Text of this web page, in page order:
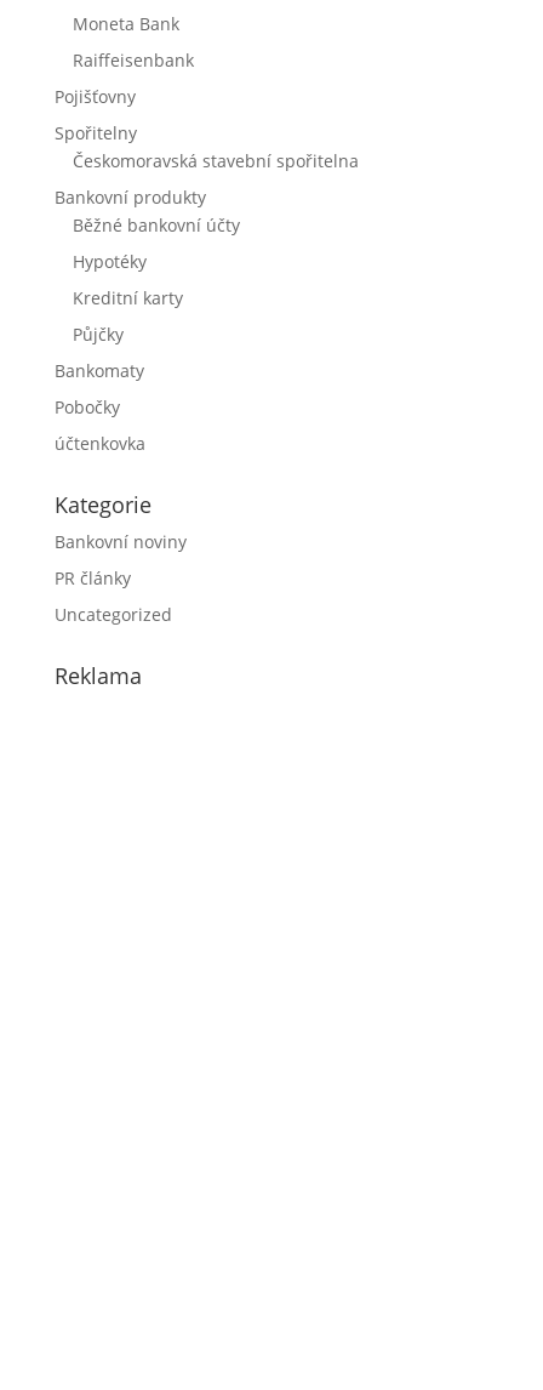
Moneta Bank
Raiffeisenbank
Pojišťovny
Spořitelny
Českomoravská stavební spořitelna
Bankovní produkty
Běžné bankovní účty
Hypotéky
Kreditní karty
Půjčky
Bankomaty
Pobočky
účtenkovka
Kategorie
Bankovní noviny
PR články
Uncategorized
Reklama